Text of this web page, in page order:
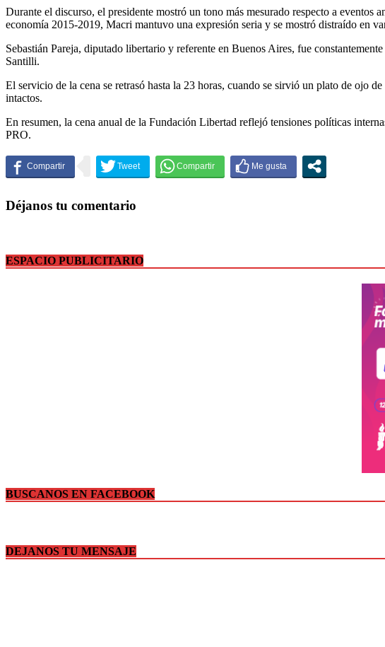
Durante el discurso, el presidente mostró un tono más mesurado respecto a
economía 2015-2019, Macri mantuvo una expresión seria y se mostró distraído en
Sebastián Pareja, diputado libertario y referente en Buenos Aires, fue
Santilli.
El servicio de la cena se retrasó hasta la 23 horas, cuando se sirvió un plato de ojo
intactos.
En resumen, la cena anual de la Fundación Libertad reflejó tensiones políticas
PRO.
Déjanos tu comentario
ESPACIO PUBLICITARIO
BUSCANOS EN FACEBOOK
DEJANOS TU MENSAJE